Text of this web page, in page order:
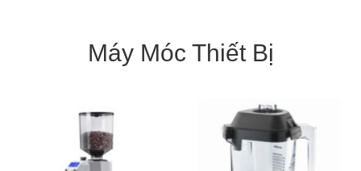
Máy Móc Thiết Bị